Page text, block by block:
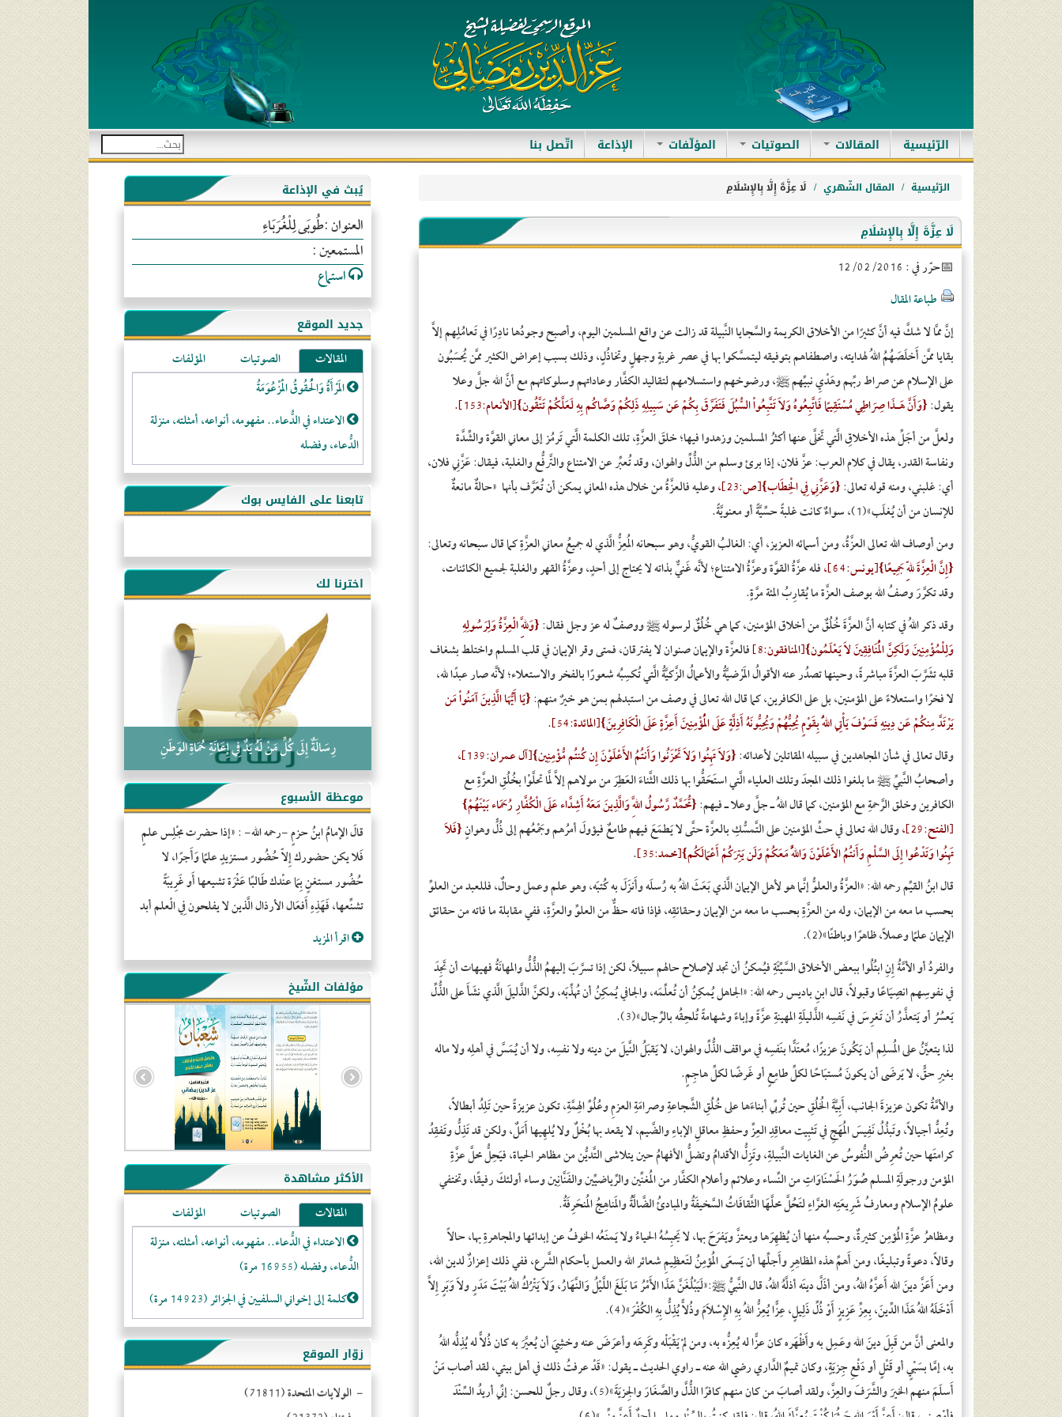
الرّئيسية(current) المقالات الصوتيات المؤلّفات الإذاعة اتّصل بنا
الرّئيسية المقال الشّهري لَا عِزَّةَ إِلَّا بِالإِسْلَامِ
لَا عِزَّةَ إِلَّا بِالإِسْلَامِ
حرّر في : 12/02/2016
طباعة المقال
إنَّ ممَّا لا شكَّ فيه أنَّ كثيرًا من الأخلاق الكريمة والسَّجايا النَّبيلة قد زالت عن واقع المسلمين اليوم، وأصبح وجودُها نادِرًا في تَعامُلِهم إلاَّ
بقايا ممَّن أَخلَصَهُمُ اللهُ لهدايته، واصطفاهم بتوفيقه ليتمسَّكوا بها في عصر غربةٍ وجهلٍ وتخاذُلٍ، وذلك بسبب إعراض الكثير ممَّن يُحسَبُون
على الإسلام عن صراط ربِّهم وهَدْيِ نبيِّهم ﷺ، ورضوخهم واستسلامهم لتقاليد الكفَّار وعاداتهم وسلوكاتهم مع أنَّ الله جلَّ وعلا
يقول:{وَأَنَّ هَـذَا صِرَاطِي مُسْتَقِيمًا فَاتَّبِعُوهُ وَلاَ تَتَّبِعُواْ السُّبُلَ فَتَفَرَّقَ بِكُمْ عَن سَبِيلِهِ ذَلِكُمْ وَصَّاكُم بِهِ لَعَلَّكُمْ تَتَّقُون}[الأنعام:153].
ولعلَّ من أجَلِّ هذه الأخلاقِ الَّتي تَخلَّى عنها أكثرُ المسلمين وزهدوا فيها؛ خلقَ العزَّةِ، تلك الكلمة الَّتي تَرمُز إلى معاني القوَّة والشِّدَّة
ونفاسة القدر، يقال في كلام العرب: عزَّ فلان، إذا برئ وسلم من الذُّلِّ والهوان، وقد تُعبِّر عن الامتناع والتَّرفُّع والغلبة، فيقال: عَزَّنِي فلان،
أي: غلبني، ومنه قوله تعالى:{وَعَزَّنِي فِي الْخِطَاب}[ص:23] ،وعليه فالعزَّةُ من خلال هذه المعاني يمكن أن تُعَرَّف بأنها «حالةٌ مانعةٌ
للإنسان من أن يُغلَب»(1)، سواءٌ كانت غلبةً حسِّيَّةً أو معنويَّةً.
ومن أوصاف الله تعالى العزَّةُ، ومن أسمائه العزيز، أي: الغالبُ القويُّ، وهو سبحانه المُعِزُّ الَّذي له جميعُ معاني العزَّةِ كما قال سبحانه وتعالى:
{إِنَّ الْعِزَّةَ لِلّهِ جَمِيعًا}[يونس:64]
،فله عزَّةُ القوَّة وعزَّةُ الامتناع؛ لأنَّه غَنيٌّ بذاته لا يحتاج إلى أحدٍ، وعزَّةُ القهر والغلبة لجميع الكائنات،
وقد تكرَّرَ وصفُ الله بوصف العزَّة ما يُقارِبُ المئة مرَّةٍ.
وقد ذكر اللهُ في كتابه أنَّ العزَّةَ خُلُقٌ من أخلاق المؤمنين، كما هي خُلُقٌ لرسوله ﷺ ووصفٌ له عز وجل فقال:{وَلِلَّهِ الْعِزَّةُ وَلِرَسُولِهِ
وَلِلْمُؤْمِنِينَ وَلَكِنَّ الْمُنَافِقِينَ لاَ يَعْلَمُون}[المنافقون:8] فالعزَّة والإيمان صنوان لا يفترقان، فمتى وقر الإيمان في قلب المسلم واختلط بشغاف
قلبه تشَرَّبَ العزَّةَ مباشرةً، وحينها تصدُر عنه الأقوالُ المَرْضيَّةُ والأعمالُ الزَّكيَّةُ الَّتي تُكسِبُه شعورًا بالفخر والاستعلاء؛ لأنَّه صار عبدًا لله،
لا فخرًا واستعلاءً على المؤمنين، بل على الكافرين، كما قال الله تعالى في وصف من استبدلهم بمن هو خيرٌ منهم:{يَا أَيُّهَا الَّذِينَ آمَنُواْ مَن
يَرْتَدَّ مِنكُمْ عَن دِينِهِ فَسَوْفَ يَأْتِي اللّهُ بِقَوْمٍ يُحِبُّهُمْ وَيُحِبُّونَهُ أَذِلَّةٍ عَلَى الْمُؤْمِنِينَ أَعِزَّةٍ عَلَى الْكَافِرِينَ}[المائدة:54].
وقال تعالى في شأن المجاهدين في سبيله المقاتلين لأعدائه:{وَلاَ تَهِنُوا وَلاَ تَحْزَنُوا وَأَنتُمُ الأَعْلَوْنَ إِن كُنتُم مُّؤْمِنِين}[آل عمران:139]
،
وأصحابُ النَّبيِّ ﷺ ما بلغوا ذلك المجدَ وتلك العلياء الَّتي استَحَقُّوا بها ذلك الثَّناءَ العَطِرَ من مولاهم إلاَّ لمَّا تحلَّوْا بخُلُقِ العزَّةِ مع
الكافرين وخلق الرَّحمةِ مع المؤمنين، كما قال اللهُ ـ جلَّ وعلا ـ فيهم:{مُّحَمَّدٌ رَّسُولُ اللَّهِ وَالَّذِينَ مَعَهُ أَشِدَّاء عَلَى الْكُفَّارِ رُحَمَاء بَيْنَهُمْ}
[الفتح:29]
،وقال الله تعالى في حثِّ المؤمنين على التَّمسُّكِ بالعزَّة حتَّى لا يَطمَعَ فيهم طامعٌ فيؤولَ أمرُهم وجَمْعُهم إلى ذُلٍّ وهوانٍ{فَلاَ
تَهِنُوا وَتَدْعُوا إِلَى السَّلْمِ وَأَنتُمُ الأَعْلَوْنَ وَاللَّهُ مَعَكُمْ وَلَن يَتِرَكُمْ أَعْمَالَكُم}[محمد:35]
.
قال ابنُ القيِّم رحمه الله: «العزَّةُ والعلوُّ إنَّما هو لأهل الإيمان الَّذي بَعَثَ اللهُ به رُسلَه وأَنزَلَ به كُتبَه، وهو علم وعمل وحالٌ، فللعبد من العلوِّ
بحسب ما معه من الإيمان، وله من العزَّةِ بحسب ما معه من الإيمان وحقائقِه، فإذا فاته حظٌّ من العلوِّ والعزَّةِ، ففي مقابلة ما فاته من حقائق
الإيمان علمًا وعملاً، ظاهرًا وباطنًا»(2).
والفردُ أو الأمَّةُ إِنِ ابتُلُوا ببعض الأخلاق السَّيِّئَةِ فيُمكنُ أن تجد لإصلاح حالهم سبيلاً، لكن إذا تسرَّبَ إليهمُ الذُّلُّ والمهانَةُ فهيهات أن تَجِدَ
في نفوسِهم انصِيَاعًا وقبولاً، قال ابنِ باديس رحمه الله: «الجاهل يُمكِنُ أن تُعلِّمَه، والجافي يُمكِنُ أن تُهذِّبَه، ولكنَّ الذَّليلَ الَّذي نشَأَ على الذُّلِّ
يَعسُرُ أو يَتعذَّرُ أن تَغرِسَ في نَفسِه الذَّليلَةِ المهينةِ عزَّةً وإباءً وشهامةً تُلحِقُه بالرِّجال»(3).
لذا يتعيَّنُ على المُسلِم أن يَكُونَ عزيزًا، مُعتَدًّا بنَفسِه في مواقف الذُّلِّ والهوان، لا يَقبَلُ النَّيلَ من دينه ولا نفسِه، ولا أن يُمَسَّ في أهلِه ولا ماله
بغيرِ حقٍّ، لا يَرضَى أن يكونَ مُستبَاحًا لكلِّ طامِعٍ أو غَرضًا لكلِّ هاجِمٍ.
والأمَّةُ تكون عزيزةَ الجانب، أَبِيَّةَ الخُلُقِ حين تُربِّي أبناءَها على خُلُقِ الشَّجاعةِ وصرامَةِ العزمِ وعُلُوِّ الهِمَّةِ، تكون عزيزةً حين تَلِدُ أبطالاً،
وتُعِدُّ أجيالاً، وتَبذُلُ نَفِيسَ المُهَجِ في تَثبِيت معاقِدِ العِزِّ وحفظِ معاقلِ الإباءِ والضَّيم، لا يقعد بها بُخْلٌ ولا يُلهِيها أَمَلٌ، ولكن قد تَذِلُّ وتَفقِدُ
كرامتَها حين تُعرِضُ النُّفوسُ عن الغايات النَّبيلةِ، وتَزِلُّ الأقدامُ وتضلُّ الأفهامُ حين يتلاشى التَّديُّن من مظاهر الحياة، فيَحِلُّ محلَّ عزَّةِ
المؤمن ورجولَةِ المسلم صُوَرُ الحَسْنَاوَاتِ من النِّساء وعلائم وأعلام الكفَّار من المُغنِّين والرِّياضيِّين والفَنَّانِين وساء أولئكَ رفيقًا، وتختفي
علومُ الإسلام ومعارفُ شَرِيعَتِه الغرَّاءِ لتَحُلَّ محلَّهَا الثَّقافَاتُ السَّخيفَةُ والمبادئُ الضَّالَّةُ والمَناهِجُ المُنحَرِفَةُ.
ومظاهرُ عزَّةِ المُؤمِن كثيرةٌ، وحسبُه منها أن يُظهِرَها ويعتزَّ ويَفرَحَ بها، لا يَحبِسُهُ الحياءُ ولا يَمنَعُه الخوفُ عن إبدائها والمجاهرةِ بها، حالاً
وقالاً، دعوةً وتبليغًا، ومن أَهمِّ هذه المظاهِرِ وأَجلِّها أن يَسعَى المُؤمِنُ لتَعظِيمِ شعائر الله والعمل بأحكام الشَّرع، ففي ذلك إعزازٌ لدين الله،
ومن أَعَزَّ دينَ الله أَعزَّهُ اللهُ، ومن أذَلَّ دينَه أذلَّهُ اللهُ، قال النَّبيُّ ﷺ:«لَيَبْلُغَنَّ هَذَا الأَمْرُ مَا بَلَغَ اللَّيْلُ وَالنَّهَارُ، وَلاَ يَتْرُكُ اللهُ بَيْتَ مَدَرٍ ولاَ وَبَرٍ إِلاَّ
أَدْخَلَهُ اللهُ هَذَا الدِّينَ، بِعِزِّ عَزِيزٍ أَوْ ذُلِّ ذَلِيلٍ، عِزًّا يُعِزُّ اللهُ بِهِ الإِسْلاَمَ وذُلاًّ يُذِلُّ بِهِ الكُفْرَ»(4).
والمعنى أنَّ من قَبِلَ دينَ الله وعَمِل به وأَظْهَره كان عزًّا له يُعِزُّه به، ومن لمْ يَقْبَلْه وكَرِهَه وأعرَضَ عنه وخشِيَ أن يُعيَّرَ به كان ذُلاًّ له يُذِلُّه اللهُ
به، إمَّا بسَبْيٍ أو قَتْلٍ أو دَفْعِ جِزيَةٍ، وكان تميمٌ الدَّاري رضي الله عنه ـ راوي الحديث ـ يقول: «قَدْ عرفتُ ذلك في أهل بيتي، لقد أصاب مَنْ
أَسلَمَ منهم الخيرَ والشَّرَفَ والعِزَّ، ولقد أصابَ من كان منهم كافرًا الذُّلَّ والصَّغَارَ والجِزيَةَ»(5)، وقال رجلٌ للحسن: إنِّي أريدُ السِّنْدَ
يُبث في الإذاعة
العنوان :طُوبَى لِلْغُرَبَاءِ
المستمعين :
استماع
جديد الموقع
المقالات الصوتيات
المؤلفات
المَرْأَةُ وَالْحُقُوقُ الْمَزْعُوَمَةُ
الاعتداء في الدُّعاء.. مفهومه، أنواعه، أمثلته، منزلة
الدُّعاء، وفضله
لا تتَّبعوا عورات الـمسلمين
فقه النَّصيحة عند الصَّحابة الكرام رضي الله عنهم
هذه سبيلنا فماذا تنقمون؟!
أُسُـسُ بَـيْـتِ الـمُسْـلِمِ
التَّعْلِيمُ القُرْآنِي
كلمة إلى إخواني السلفيين في الجزائر
تابعنا على الفايس بوك
اخترنا لك
رِسَالَةٌ إِلَى كُلِّ مَنْ لَهُ يَدٌ فِي إِعَانَةِ حُمَاةِ الوَطَنِ
موعظة الأسبوع
قالَ الإمامُ ابنُ حزمٍ -رحمه الله- : «إذا حضرت مجْلِس علمٍ
فَلا يكن حضورك إِلاّ حُضُور مستزيدٍ علمًا وَأَجرًا، لا
حُضُور مستغنٍ بِمَا عنْدك طَالبًا عَثْرَة تشيعها أَو غَرِيبَةً
تشنِّعها، فَهَذِهِ أَفعَال الأرذال الَّذين لا يفلحون فِي الْعلم أبد
اقرأ المزيد
مؤلفات الشّيخ
الأكثر مشاهدة
المقالات الصوتيات
المؤلفات
الاعتداء في الدُّعاء.. مفهومه، أنواعه، أمثلته، منزلة
الدُّعاء، وفضله (16955 مرة)
كلمة إلى إخواني السلفيين في الجزائر (14923 مرة)
لا تتَّبعوا عورات الـمسلمين (13367 مرة)
المَرْأَةُ وَالْحُقُوقُ الْمَزْعُوَمَةُ (12478 مرة)
الـنـُّصـيريَّـة الحقيقة والواقع (10982 مرة)
زوّار الموقع
- الجزائر (94578)
- فيتنام (21372)